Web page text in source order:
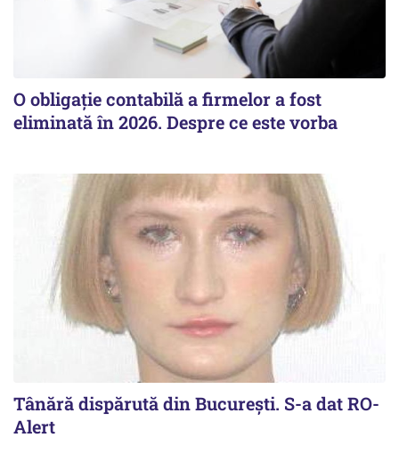
O obligație contabilă a firmelor a fost
eliminată în 2026. Despre ce este vorba
Tânără dispărută din Bucureşti. S-a dat RO-
Alert